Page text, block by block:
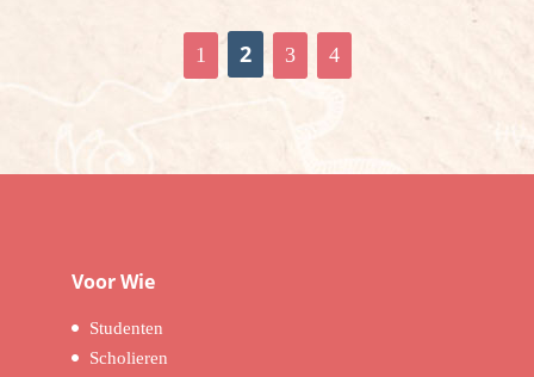
1 2 3 4
Voor Wie
Studenten
Scholieren